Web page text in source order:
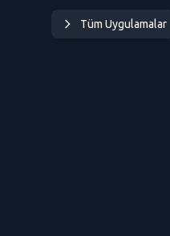
Tüm Uygulamalar